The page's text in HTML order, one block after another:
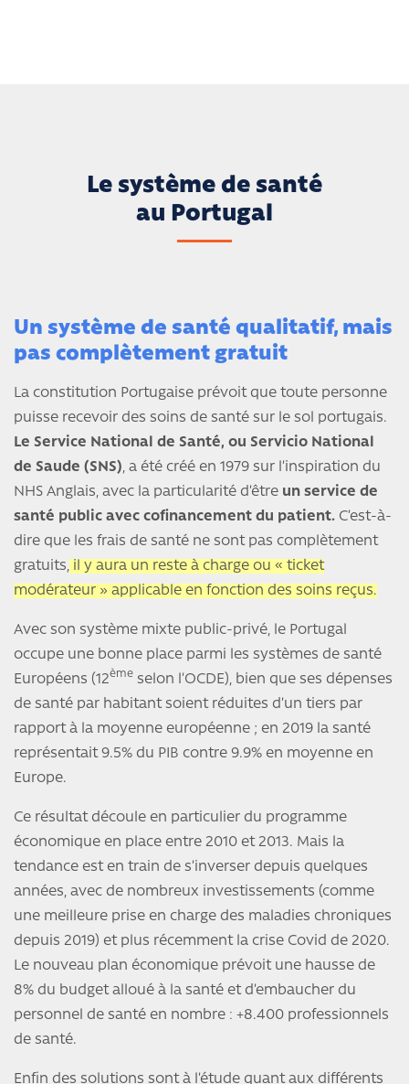
Le système de santé
au Portugal
Un système de santé qualitatif, mais
pas complètement gratuit
La constitution Portugaise prévoit que toute personne
puisse recevoir des soins de santé sur le sol portugais.
Le Service National de Santé, ou Servicio National
de Saude (SNS), a été créé en 1979 sur l’inspiration du
NHS Anglais, avec la particularité d’être un service de
santé public avec cofinancement du patient. C’est-à-
dire que les frais de santé ne sont pas complètement
gratuits, il y aura un reste à charge ou « ticket
modérateur » applicable en fonction des soins reçus.
Avec son système mixte public-privé, le Portugal
occupe une bonne place parmi les systèmes de santé
Européens (12ème selon l’OCDE), bien que ses dépenses
de santé par habitant soient réduites d’un tiers par
rapport à la moyenne européenne ; en 2019 la santé
représentait 9.5% du PIB contre 9.9% en moyenne en
Europe.
Ce résultat découle en particulier du programme
économique en place entre 2010 et 2013. Mais la
tendance est en train de s’inverser depuis quelques
années, avec de nombreux investissements (comme
une meilleure prise en charge des maladies chroniques
depuis 2019) et plus récemment la crise Covid de 2020.
Le nouveau plan économique prévoit une hausse de
8% du budget alloué à la santé et d’embaucher du
personnel de santé en nombre : +8.400 professionnels
de santé.
Enfin des solutions sont à l’étude quant aux différents